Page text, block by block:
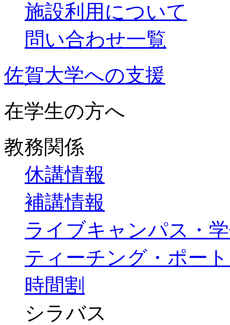
施設利用について
問い合わせ一覧
佐賀大学への支援
在学生の方へ
教務関係
休講情報
補講情報
ライブキャンパス・
ティーチング・ポー
時間割
シラバス